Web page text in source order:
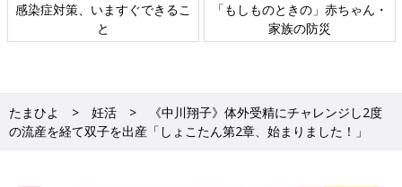
感染症対策、いますぐできるこ
と
「もしものときの」赤ちゃん・
家族の防災
たまひよ 妊活
《中川翔子》体外受精にチャレンジし2度
の流産を経て双子を出産「しょこたん第2章、始まりました！」